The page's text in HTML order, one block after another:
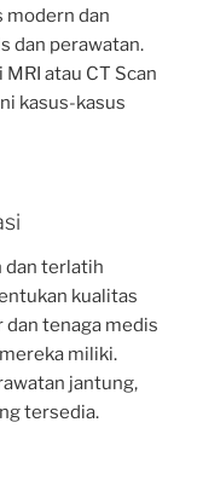
modern dan
dan perawatan.
atau CT Scan
kasus-kasus
dan terlatih
kualitas
dan tenaga medis
miliki.
jantung,
tersedia.